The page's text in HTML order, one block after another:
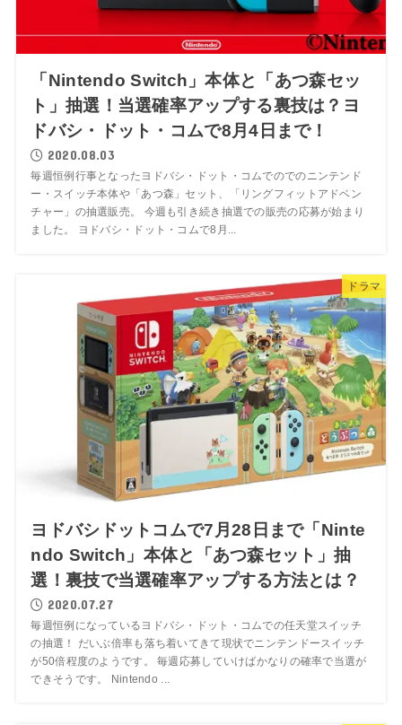
「Nintendo Switch」本体と「あつ森セッ
ト」抽選！当選確率アップする裏技は？ヨ
ドバシ・ドット・コムで8月4日まで！
2020.08.03
毎週恒例行事となったヨドバシ・ドット・コムでのでのニンテンド
ー・スイッチ本体や「あつ森」セット、「リングフィットアドベン
チャー」の抽選販売。 今週も引き続き抽選での販売の応募が始まり
ました。 ヨドバシ・ドット・コムで8月...
ドラマ
ヨドバシドットコムで7月28日まで「Ninte
ndo Switch」本体と「あつ森セット」抽
選！裏技で当選確率アップする方法とは？
2020.07.27
毎週恒例になっているヨドバシ・ドット・コムでの任天堂スイッチ
の抽選！ だいぶ倍率も落ち着いてきて現状でニンテンドースイッチ
が50倍程度のようです。 毎週応募していけばかなりの確率で当選が
できそうです。 Nintendo ...